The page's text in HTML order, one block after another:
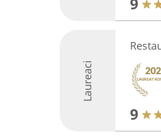
Laureaci
9